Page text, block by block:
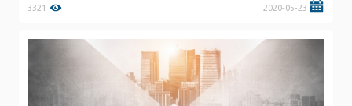
2020-05-23
3321